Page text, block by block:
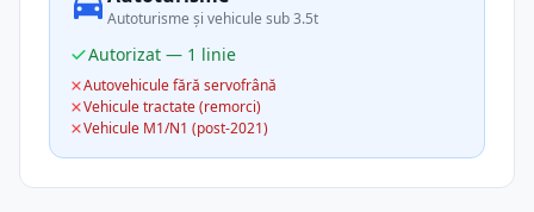
Autoturisme și vehicule sub 3.5t
Autorizat — 1 linie
Autovehicule fără servofrână
Vehicule tractate (remorci)
Vehicule M1/N1 (post-2021)